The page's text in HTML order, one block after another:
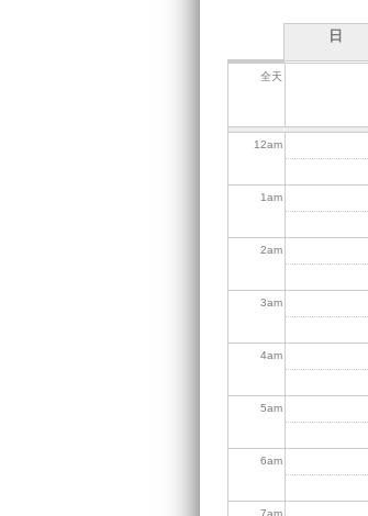
日
全天
12am
1am
2am
3am
4am
5am
6am
7am